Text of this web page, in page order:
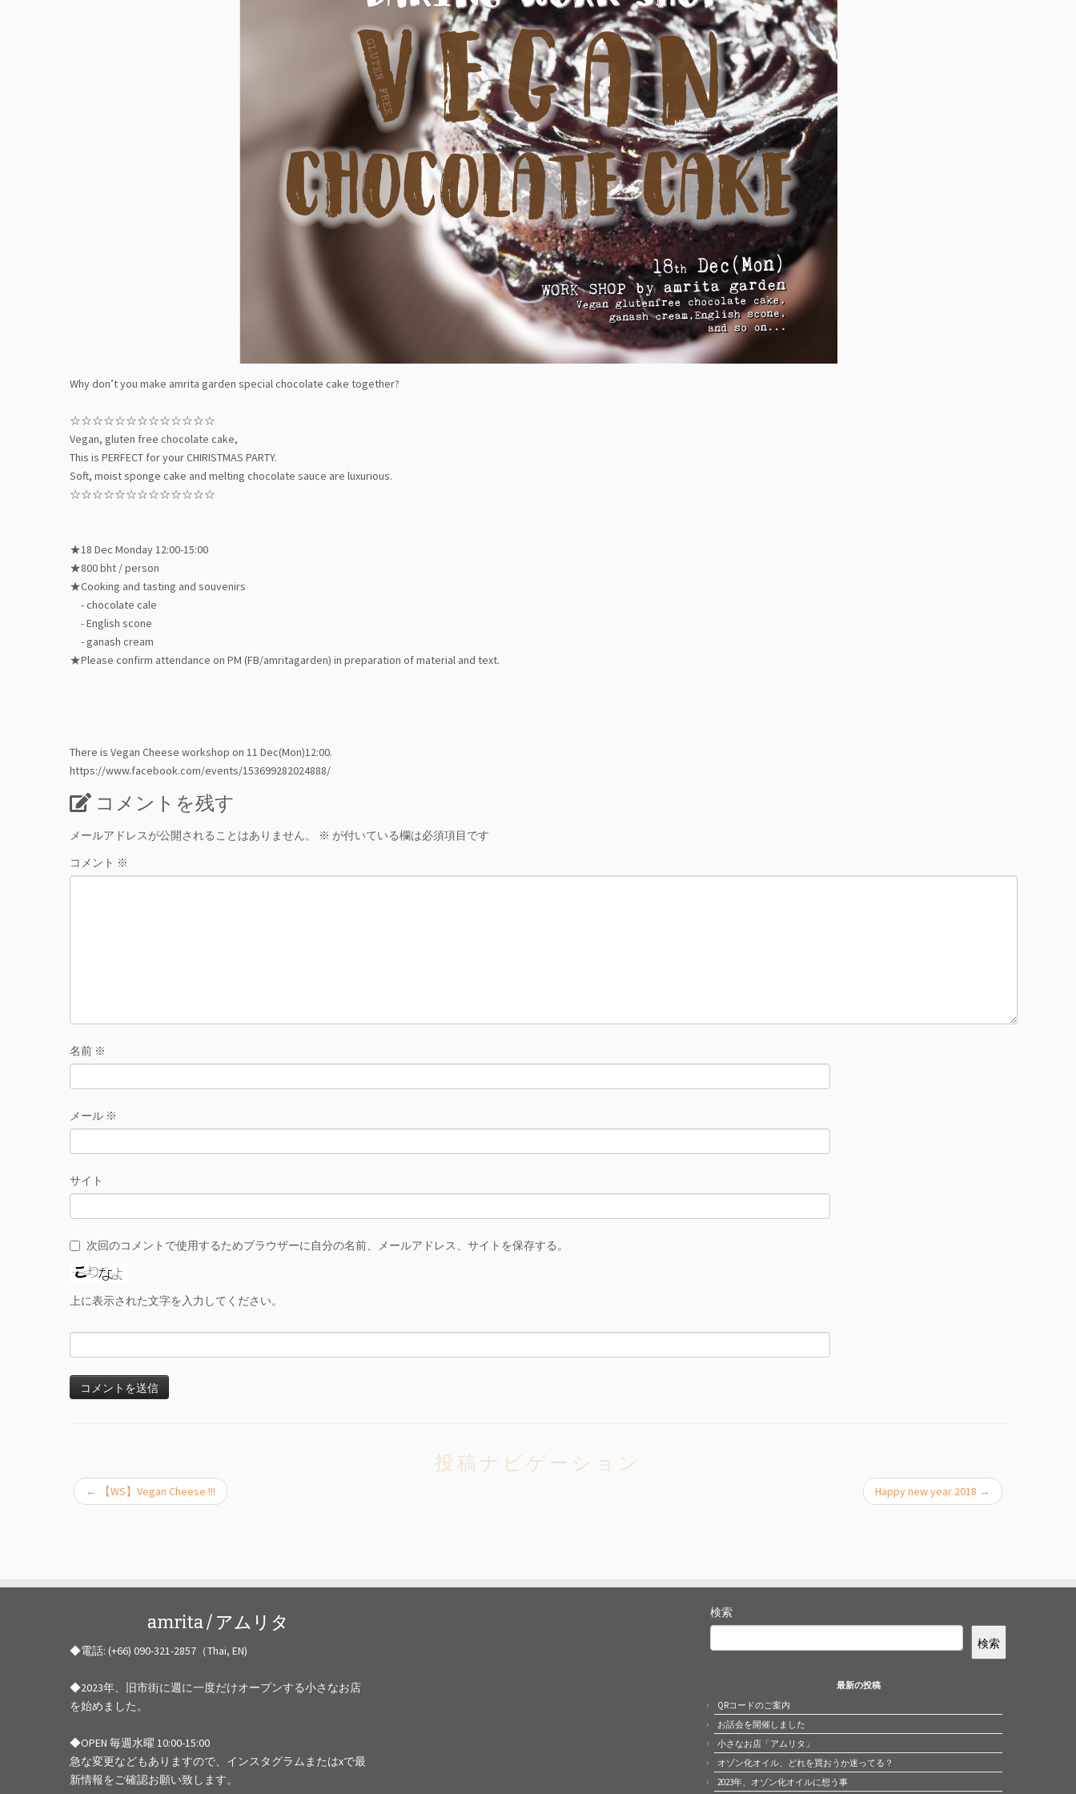
Why don’t you make amrita garden special chocolate cake together?
☆☆☆☆☆☆☆☆☆☆☆☆☆
Vegan, gluten free chocolate cake,
This is PERFECT for your CHIRISTMAS PARTY.
Soft, moist sponge cake and melting chocolate sauce are luxurious.
☆☆☆☆☆☆☆☆☆☆☆☆☆
★18 Dec Monday 12:00-15:00
★800 bht / person
★Cooking and tasting and souvenirs
- chocolate cale
- English scone
- ganash cream
★Please confirm attendance on PM (FB/amritagarden) in preparation of material and text.
There is Vegan Cheese workshop on 11 Dec(Mon)12:00.
https://www.facebook.com/events/153699282024888/
コメントを残す
メールアドレスが公開されることはありません。 ※ が付いている欄は必須項目です
コメント ※
名前 ※
メール ※
サイト
次回のコメントで使用するためブラウザーに自分の名前、メールアドレス、サイトを保存する。
上に表示された文字を入力してください。
投稿ナビゲーション
← 【WS】Vegan Cheese !!! Happy new year 2018 →
amrita / アムリタ
◆電話: (+66) 090-321-2857（Thai, EN)
◆2023年、旧市街に週に一度だけオープンする小さなお店
を始めました。
◆OPEN 毎週水曜 10:00-15:00
急な変更などもありますので、インスタグラムまたはxで最
新情報をご確認お願い致します。
検索
検索
最新の投稿
QRコードのご案内
お話会を開催しました
小さなお店「アムリタ」
オゾン化オイル、どれを買おうか迷ってる？
2023年、オゾン化オイルに想う事